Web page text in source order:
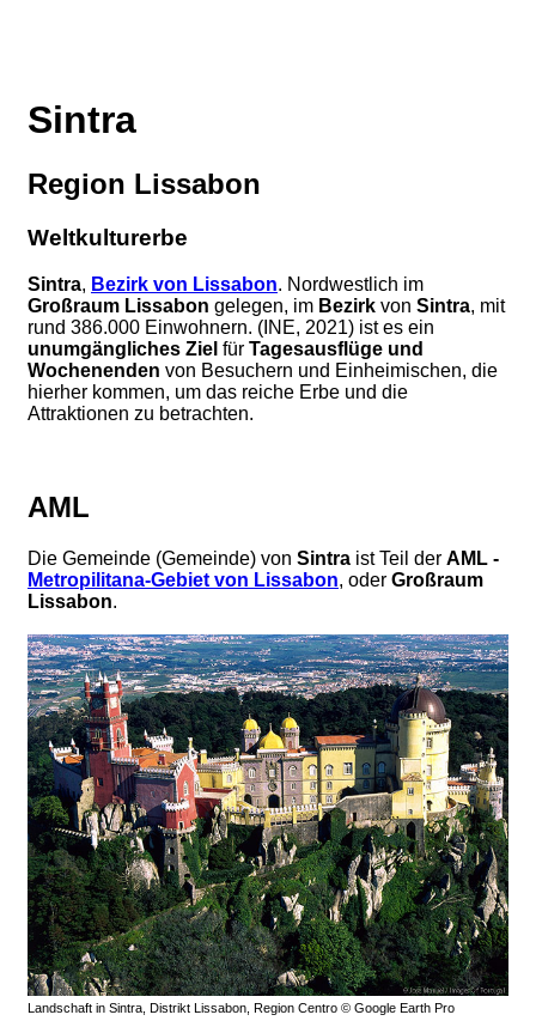
Sintra
Region Lissabon
Weltkulturerbe
Sintra, Bezirk von Lissabon. Nordwestlich im
Großraum Lissabon gelegen, im Bezirk von Sintra, mit
rund 386.000 Einwohnern. (INE, 2021) ist es ein
unumgängliches Ziel für Tagesausflüge und
Wochenenden von Besuchern und Einheimischen, die
hierher kommen, um das reiche Erbe und die
Attraktionen zu betrachten.
AML
Die Gemeinde (Gemeinde) von Sintra ist Teil der AML -
Metropilitana-Gebiet von Lissabon, oder Großraum
Lissabon.
Landschaft in Sintra, Distrikt Lissabon, Region Centro © Google Earth Pro